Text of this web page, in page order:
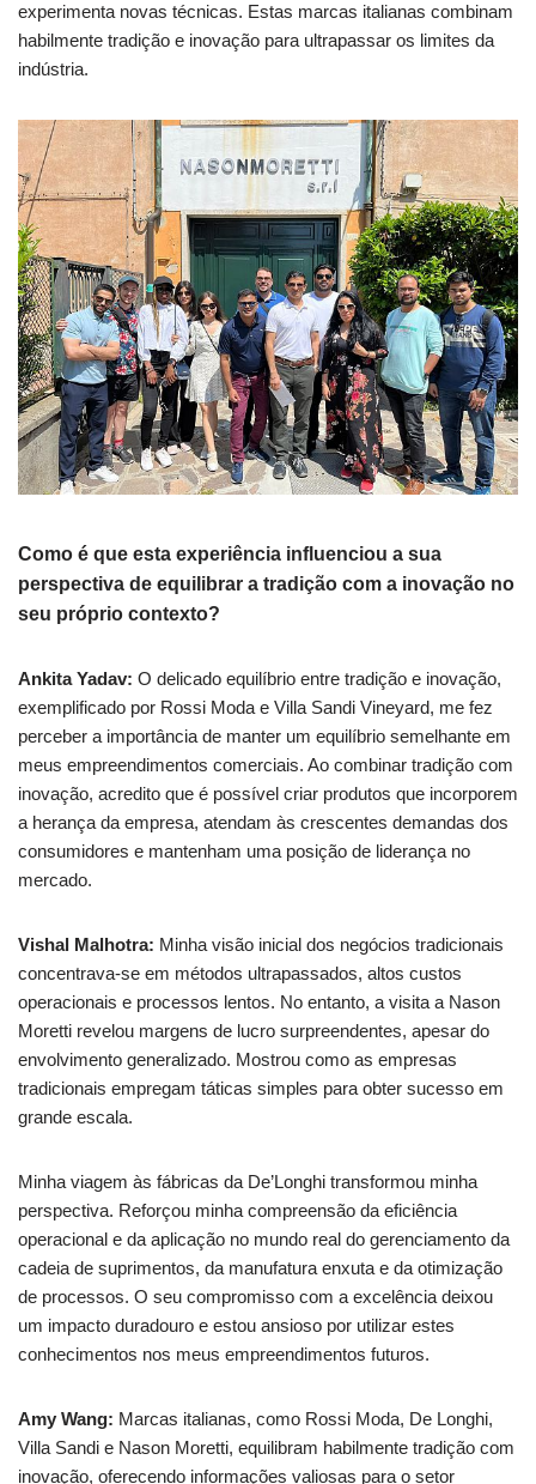
experimenta novas técnicas. Estas marcas italianas combinam
habilmente tradição e inovação para ultrapassar os limites da
indústria.
Como é que esta experiência influenciou a sua
perspectiva de equilibrar a tradição com a inovação no
seu próprio contexto?
Ankita Yadav: O delicado equilíbrio entre tradição e inovação,
exemplificado por Rossi Moda e Villa Sandi Vineyard, me fez
perceber a importância de manter um equilíbrio semelhante em
meus empreendimentos comerciais. Ao combinar tradição com
inovação, acredito que é possível criar produtos que incorporem
a herança da empresa, atendam às crescentes demandas dos
consumidores e mantenham uma posição de liderança no
mercado.
Vishal Malhotra: Minha visão inicial dos negócios tradicionais
concentrava-se em métodos ultrapassados, altos custos
operacionais e processos lentos. No entanto, a visita a Nason
Moretti revelou margens de lucro surpreendentes, apesar do
envolvimento generalizado. Mostrou como as empresas
tradicionais empregam táticas simples para obter sucesso em
grande escala.
Minha viagem às fábricas da De’Longhi transformou minha
perspectiva. Reforçou minha compreensão da eficiência
operacional e da aplicação no mundo real do gerenciamento da
cadeia de suprimentos, da manufatura enxuta e da otimização
de processos. O seu compromisso com a excelência deixou
um impacto duradouro e estou ansioso por utilizar estes
conhecimentos nos meus empreendimentos futuros.
Amy Wang: Marcas italianas, como Rossi Moda, De Longhi,
Villa Sandi e Nason Moretti, equilibram habilmente tradição com
inovação, oferecendo informações valiosas para o setor